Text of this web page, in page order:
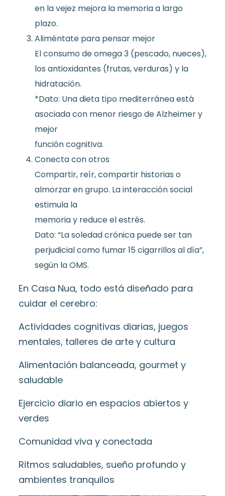
en la vejez mejora la memoria a largo
plazo.
Aliméntate para pensar mejor
El consumo de omega 3 (pescado, nueces),
los antioxidantes (frutas, verduras) y la
hidratación.
*Dato: Una dieta tipo mediterránea está
asociada con menor riesgo de Alzheimer y
mejor
función cognitiva.
Conecta con otros
Compartir, reír, compartir historias o
almorzar en grupo. La interacción social
estimula la
memoria y reduce el estrés.
Dato: “La soledad crónica puede ser tan
perjudicial como fumar 15 cigarrillos al día”,
según la OMS.
En Casa Nua, todo está diseñado para
cuidar el cerebro:
Actividades cognitivas diarias, juegos
mentales, talleres de arte y cultura
Alimentación balanceada, gourmet y
saludable
Ejercicio diario en espacios abiertos y
verdes
Comunidad viva y conectada
Ritmos saludables, sueño profundo y
ambientes tranquilos